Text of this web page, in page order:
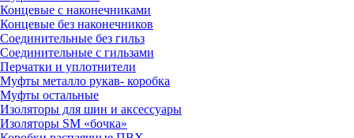
Концевые с наконечниками
Концевые без наконечников
Соединительные без гильз
Соединительные с гильзами
Перчатки и уплотнители
Муфты металло рукав- коробка
Муфты остальные
Изоляторы для шин и аксессуары
Изоляторы SM «бочка»